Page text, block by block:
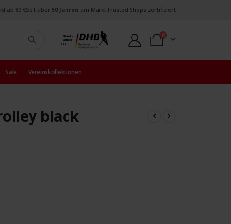
ab 80 €Seit über 50 Jahren am MarktTrusted Shops zertifiziert
offizieller
Partner
des
Warenkorb
0Artikel
Sale Vereinskollektionen
black